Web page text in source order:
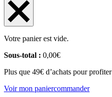
Votre panier est vide.
Sous-total : 0,00€
Plus que 49€ d’achats pour
Voir mon paniercommander